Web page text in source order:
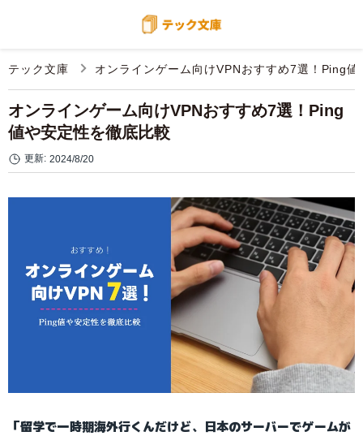
テック文庫 オンラインゲーム向けVPNおすすめ7選！Ping
オンラインゲーム向けVPNおすすめ7選！Ping
値や安定性を徹底比較
更新: 2024/8/20
「留学で一時期海外行くんだけど、日本のサーバーでゲームが